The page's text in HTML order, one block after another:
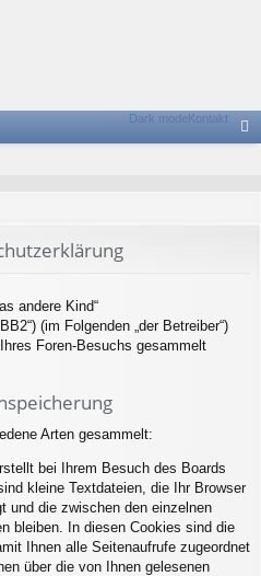
Dark modeKontakt
andere Kind“
(im Folgenden „der Betreiber“)
Foren-Besuchs gesammelt
Arten gesammelt:
bei Ihrem Besuch des Boards
kleine Textdateien, die Ihr Browser
und die zwischen den einzelnen
bleiben. In diesen Cookies sind die
Ihnen alle Seitenaufrufe zugeordnet
über die von Ihnen gelesenen